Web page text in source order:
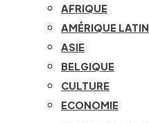
AFRIQUE
AMÉRIQUE
ASIE
BELGIQUE
CULTURE
ECONOMIE